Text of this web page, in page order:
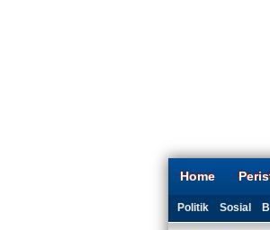
Home
Politik Sosial